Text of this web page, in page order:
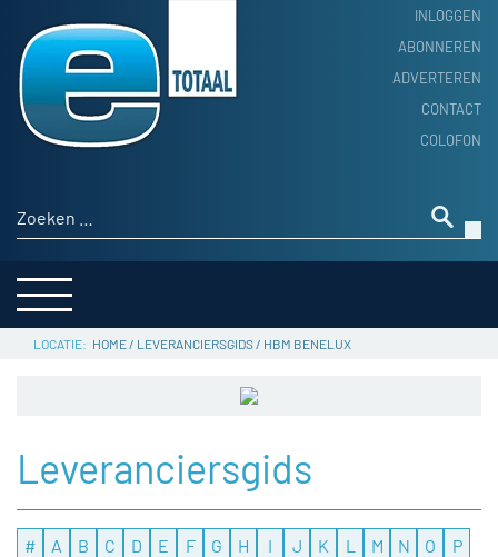
INLOGGEN
ABONNEREN
ADVERTEREN
CONTACT
COLOFON
Zoeken naar:
HOME
PRODUCTNIEUWS
ACHTERGROND
THEMA’S
SERVICE
HOME/ LEVERANCIERSGIDS/ HBM BENELUX
Leveranciersgids
# A B C D E F G H I J K L M N O
P